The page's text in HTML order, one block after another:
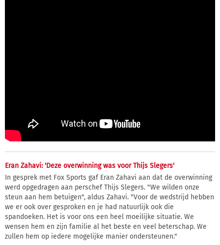
Eran Zahavi: 'Deze overwinning was voor Thijs Slegers'
In gesprek met Fox Sports gaf Eran Zahavi aan dat de overwinning
werd opgedragen aan perschef Thijs Slegers. "We wilden onze
steun aan hem betuigen", aldus Zahavi. "Voor de wedstrijd hebben
we er ook over gesproken en je had natuurlijk ook die
spandoeken. Het is voor ons een heel moeilijke situatie. We
wensen hem en zijn familie al het beste en veel beterschap. We
zullen hem op iedere mogelijke manier ondersteunen."